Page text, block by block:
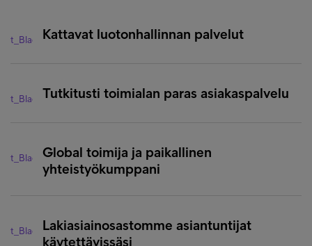
Kattavat luotonhallinnan palvelut
Tutkitusti toimialan paras asiakaspalvelu
Global toimija ja paikallinen
yhteistyökumppani
Lakiasiainosastomme asiantuntijat
käytettävissäsi